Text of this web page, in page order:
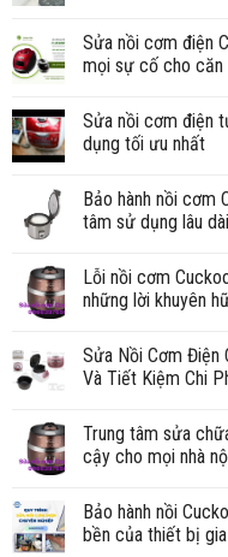
Sửa nồi cơm điện
mọi sự cố cho căn
Sửa nồi cơm điện
dụng tối ưu nhất
Bảo hành nồi cơm
tâm sử dụng lâu dài
Lỗi nồi cơm
những lời khuyên
Sửa Nồi Cơm Điện
Và Tiết Kiệm Chi
Trung tâm sửa
cậy cho mọi nhà
Bảo hành nồi
bền của thiết bị